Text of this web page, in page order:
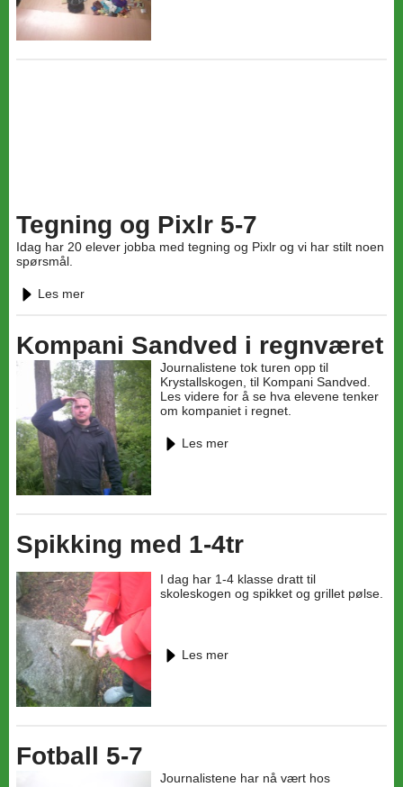
Tegning og Pixlr 5-7
Idag har 20 elever jobba med tegning og Pixlr og vi har stilt noen
spørsmål.
Les mer
Kompani Sandved i regnværet
Journalistene tok turen opp til
Krystallskogen, til Kompani Sandved.
Les videre for å se hva elevene tenker
om kompaniet i regnet.
Les mer
Spikking med 1-4tr
I dag har 1-4 klasse dratt til
skoleskogen og spikket og grillet pølse.
Les mer
Fotball 5-7
Journalistene har nå vært hos